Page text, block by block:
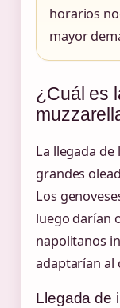
horarios
mayor
¿Cuál es
La llegada de
grandes
Los
luego darían
napolitanos
adaptarían al
Llegada de